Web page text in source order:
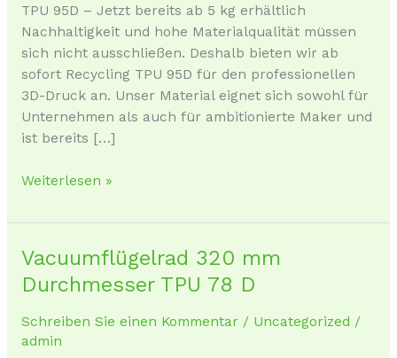
TPU 95D – Jetzt bereits ab 5 kg erhältlich
Nachhaltigkeit und hohe Materialqualität müssen
sich nicht ausschließen. Deshalb bieten wir ab
sofort Recycling TPU 95D für den professionellen
3D-Druck an. Unser Material eignet sich sowohl für
Unternehmen als auch für ambitionierte Maker und
ist bereits […]
Weiterlesen »
Vacuumflügelrad 320 mm
Durchmesser TPU 78 D
Schreiben Sie einen Kommentar / Uncategorized /
admin
Vacuumflügelrad
320
mm
Durchmesser
TPU